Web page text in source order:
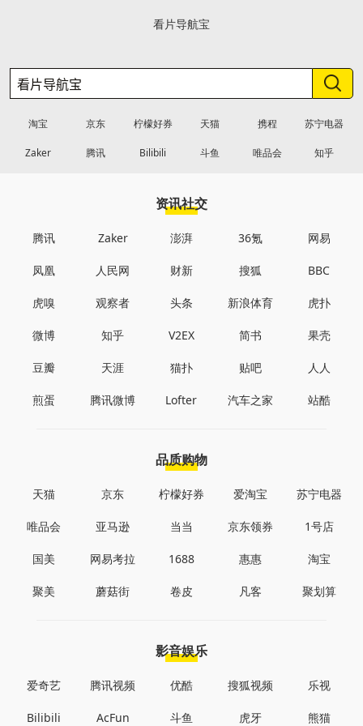
看片导航宝
淘宝 京东 柠檬好券 天猫 携程 苏宁电器
Zaker 腾讯 Bilibili 斗鱼 唯品会 知乎
资讯社交
腾讯 Zaker 澎湃 36氪 网易
凤凰 人民网 财新 搜狐 BBC
虎嗅 观察者 头条 新浪体育 虎扑
微博 知乎 V2EX 简书 果壳
豆瓣 天涯 猫扑 贴吧 人人
煎蛋 腾讯微博 Lofter 汽车之家 站酷
品质购物
天猫 京东 柠檬好券 爱淘宝 苏宁电器
唯品会 亚马逊 当当 京东领券 1号店
国美 网易考拉 1688 惠惠 淘宝
聚美 蘑菇街 卷皮 凡客 聚划算
影音娱乐
爱奇艺 腾讯视频 优酷 搜狐视频 乐视
Bilibili AcFun 斗鱼 虎牙 熊猫